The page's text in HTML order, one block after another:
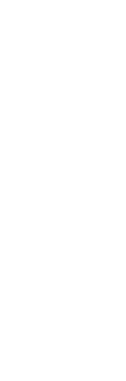
齡球聯誼賽
: 8/15
局與韌性
全面開放體驗延長到8月!!